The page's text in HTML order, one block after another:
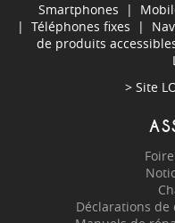
Smartphones |
| Téléphones fixes |
de produits
> Site
Déclarations de